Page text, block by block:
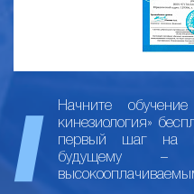
Начните
кинезиология»
первый шаг на
будущему –